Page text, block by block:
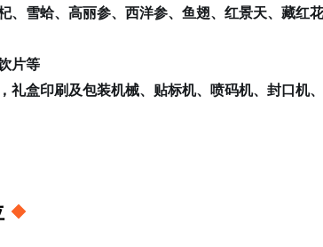
雪蛤、高丽参、西洋参、鱼翅、红景天、藏红
片等
盒印刷及包装机械、贴标机、喷码机、封口机